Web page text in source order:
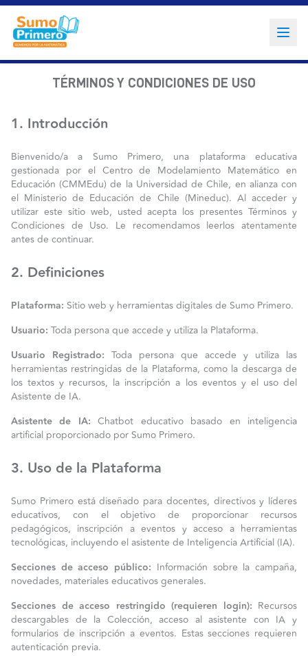
TÉRMINOS Y CONDICIONES DE USO
1. Introducción
Bienvenido/a a Sumo Primero, una plataforma educativa
gestionada por el Centro de Modelamiento Matemático en
Educación (CMMEdu) de la Universidad de Chile, en alianza con
el Ministerio de Educación de Chile (Mineduc). Al acceder y
utilizar este sitio web, usted acepta los presentes Términos y
Condiciones de Uso. Le recomendamos leerlos atentamente
antes de continuar.
2. Definiciones
Plataforma: Sitio web y herramientas digitales de Sumo Primero.
Usuario: Toda persona que accede y utiliza la Plataforma.
Usuario Registrado: Toda persona que accede y utiliza las
herramientas restringidas de la Plataforma, como la descarga de
los textos y recursos, la inscripción a los eventos y el uso del
Asistente de IA.
Asistente de IA: Chatbot educativo basado en inteligencia
artificial proporcionado por Sumo Primero.
3. Uso de la Plataforma
Sumo Primero está diseñado para docentes, directivos y líderes
educativos, con el objetivo de proporcionar recursos
pedagógicos, inscripción a eventos y acceso a herramientas
tecnológicas, incluyendo el asistente de Inteligencia Artificial (IA).
Secciones de acceso público: Información sobre la campaña,
novedades, materiales educativos generales.
Secciones de acceso restringido (requieren login): Recursos
descargables de la Colección, acceso al asistente con IA y
formularios de inscripción a eventos. Estas secciones requieren
autenticación previa.